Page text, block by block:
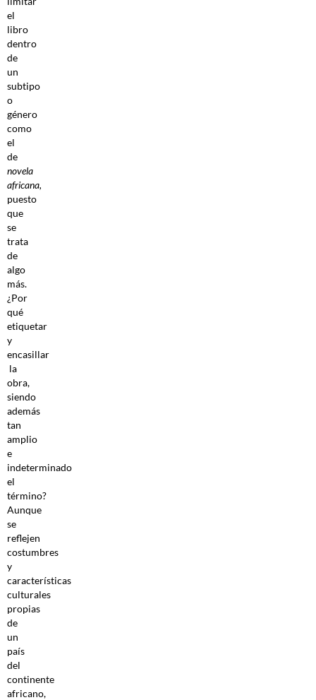
el
libro
dentro
de
un
subtipo
o
género
como
el
de
novela
africana,
puesto
que
se
trata
de
algo
más.
¿Por
qué
etiquetar
y
encasillar
la
obra,
siendo
además
tan
amplio
e
indeterminado
el
término?
Aunque
se
reflejen
costumbres
y
características
culturales
propias
de
un
país
del
continente
africano,